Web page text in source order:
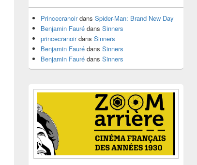
latérale
Princecranoirdans Spider-Man: Brand New Day
Benjamin Fauré dans Sinners
princecranoirdans Sinners
Benjamin Fauré dans Sinners
Benjamin Fauré dans Sinners